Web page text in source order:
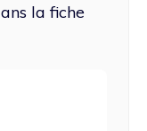
la fiche